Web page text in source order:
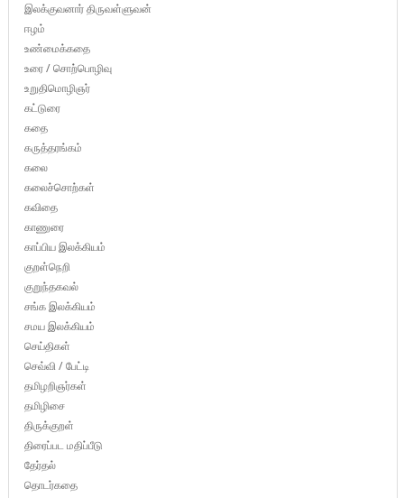
இலக்குவனார் திருவள்ளுவன்
ஈழம்
உண்மைக்கதை
உரை / சொற்பொழிவு
உறுதிமொழிஞர்
கட்டுரை
கதை
கருத்தரங்கம்
கலை
கலைச்சொற்கள்
கவிதை
காணுரை
காப்பிய இலக்கியம்
குறள்நெறி
குறுந்தகவல்
சங்க இலக்கியம்
சமய இலக்கியம்
செய்திகள்
செவ்வி / பேட்டி
தமிழறிஞர்கள்
தமிழிசை
திருக்குறள்
திரைப்பட மதிப்பீடு
தேர்தல்
தொடர்கதை